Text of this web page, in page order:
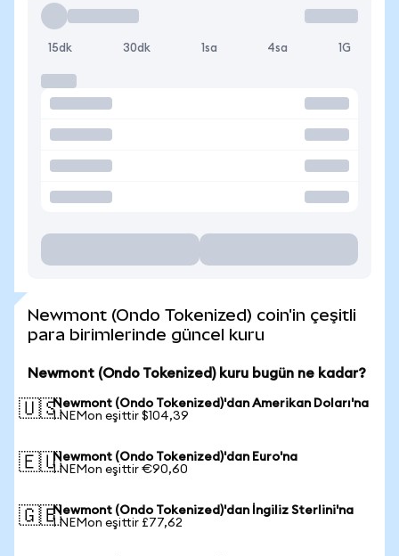
15dk 30dk 1sa 4sa 1G
Newmont (Ondo Tokenized) coin'in çeşitli
para birimlerinde güncel kuru
Newmont (Ondo Tokenized) kuru bugün ne kadar?
🇺🇸Newmont (Ondo Tokenized)'dan Amerikan Doları'na
1 NEMon eşittir $104,39
🇪🇺Newmont (Ondo Tokenized)'dan Euro'na
1 NEMon eşittir €90,60
🇬🇧Newmont (Ondo Tokenized)'dan İngiliz Sterlini'na
1 NEMon eşittir £77,62